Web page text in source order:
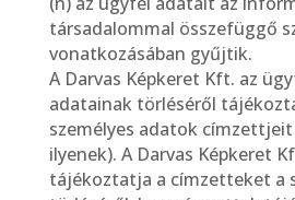
társadalommal összefüggő
vonatkozásában gyűjtik.
A Darvas Képkeret Kft. az
adatainak törléséről
személyes adatok címzettjeit
ilyenek). A Darvas Képkeret
tájékoztatja a címzetteket a